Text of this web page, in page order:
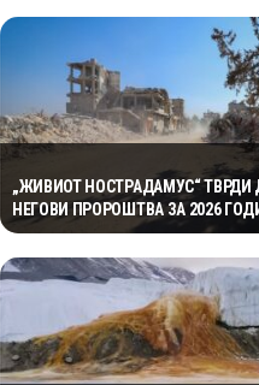
„ЖИВИОТ НОСТРАДАМУС“ ТВРДИ
НЕГОВИ ПРОРОШТВА ЗА 2026
ОСТВАРИЛЕ – СЕГА